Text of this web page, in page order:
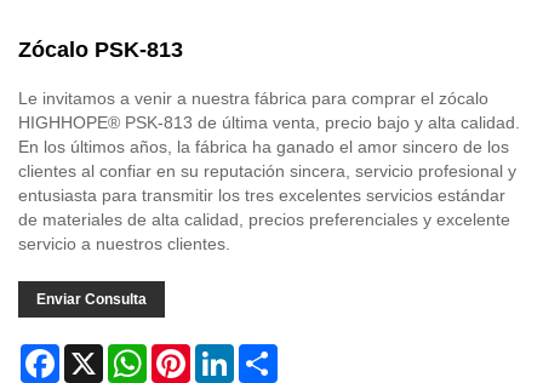
Zócalo PSK-813
Le invitamos a venir a nuestra fábrica para comprar el zócalo
HIGHHOPE® PSK-813 de última venta, precio bajo y alta calidad.
En los últimos años, la fábrica ha ganado el amor sincero de los
clientes al confiar en su reputación sincera, servicio profesional y
entusiasta para transmitir los tres excelentes servicios estándar
de materiales de alta calidad, precios preferenciales y excelente
servicio a nuestros clientes.
Enviar Consulta
Facebook
X WhatsAppPinterestLinkedIn